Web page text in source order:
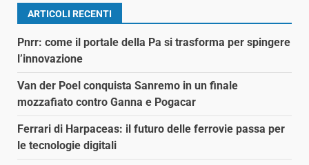
ARTICOLI RECENTI
Pnrr: come il portale della Pa si trasforma per spingere
l’innovazione
Van der Poel conquista Sanremo in un finale
mozzafiato contro Ganna e Pogacar
Ferrari di Harpaceas: il futuro delle ferrovie passa per
le tecnologie digitali